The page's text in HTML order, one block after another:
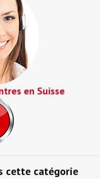
en Suisse
cette catégorie